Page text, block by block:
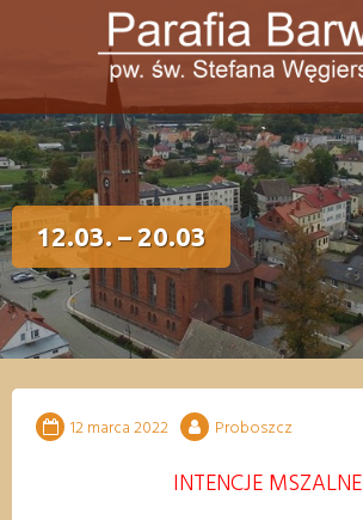
12.03. – 20.03
12 marca 2022 Proboszcz
INTENCJE MSZALNE